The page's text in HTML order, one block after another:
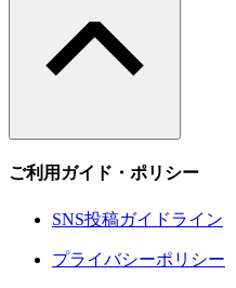
ご利用ガイド・ポリシー
SNS投稿ガイドライン
プライバシーポリシー